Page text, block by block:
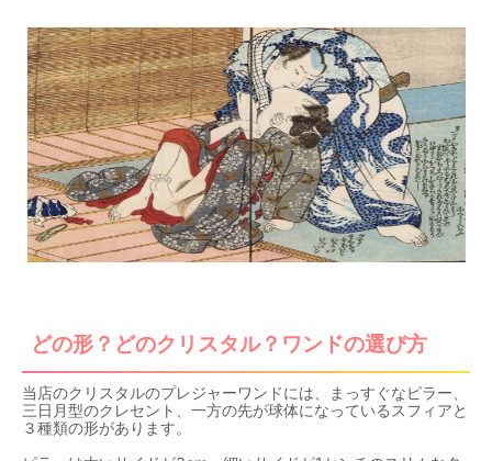
どの形？どのクリスタル？ワンドの選び方
当店のクリスタルのプレジャーワンドには、まっすぐなピラー、
三日月型のクレセント、一方の先が球体になっているスフィアと
３種類の形があります。